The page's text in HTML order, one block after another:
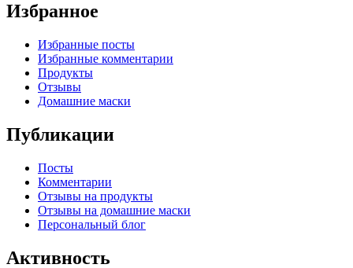
Избранное
Избранные посты
Избранные комментарии
Продукты
Отзывы
Домашние маски
Публикации
Посты
Комментарии
Отзывы на продукты
Отзывы на домашние маски
Персональный блог
Активность